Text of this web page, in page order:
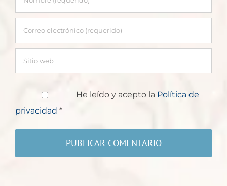
He leído y acepto la Política de
privacidad *